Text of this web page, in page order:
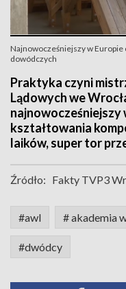
Najnowocześniejszy w
dowódczych
Praktyka czyni
Lądowych we
najnowocześniejszy
kształtowania
laików, super tor
Źródło: Fakty TVP3
#awl # akademia
#dwódcy